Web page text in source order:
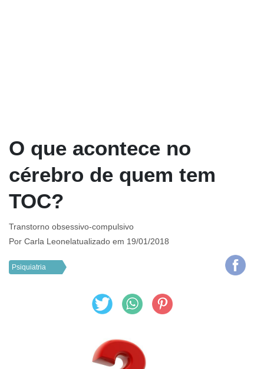
O que acontece no
cérebro de quem tem
TOC?
Transtorno obsessivo-compulsivo
Por Carla Leonelatualizado em 19/01/2018
Psiquiatria